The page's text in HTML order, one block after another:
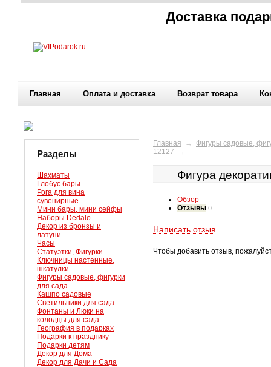
Доставка
Главная Оплата и доставка Возврат товара
Разделы
Шахматы
Глобус бары
Рога для вина
сувенирные
Мини бары, мини сейфы
Наборы Dedalo
Декор из бронзы и
латуни
Часы
Статуэтки, Фигурки
Ключницы настенные,
шкатулки
Фигуры садовые, фигурки
для сада
Кашпо садовые
Светильники для сада
Фонтаны и Люки на
колодцы для сада
География в подарках
Подарки к празднику
Подарки детям
Декор для Дома
Декор для Дачи и Сада
Главная →
Фигуры садовые,
12127
→
Фигура
Обзор
Отзывы 0
Написать отзыв
Чтобы добавить отзыв,